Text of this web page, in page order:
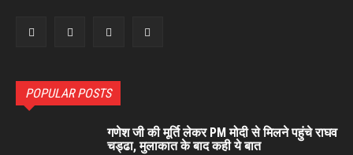
POPULAR POSTS
गणेश जी की मूर्ति लेकर PM मोदी से मिलने पहुंचे राघव
चड्ढा, मुलाकात के बाद कही ये बात